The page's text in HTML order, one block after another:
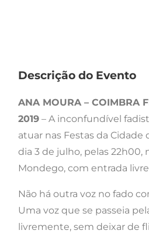
Descrição do Evento
ANA MOURA – COIMBRA
2019 – A inconfundível
atuar nas Festas da Cidade
dia 3 de julho, pelas 22h00,
Mondego, com entrada
Não há outra voz no fado
Uma voz que se passeia
livremente, sem deixar de